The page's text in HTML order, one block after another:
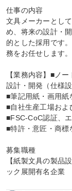
仕事の内容
文具メーカーとし
め、将来の設計・
的とした採用です
務をお任せします。
【業務内容】■ノ
設計・開発（仕様
■筆記用紙・画用紙
■自社生産工場およ
■FSC-CoC認証、
■特許・意匠・商標
募集職種
【紙製文具の製品
ック展開有名企業